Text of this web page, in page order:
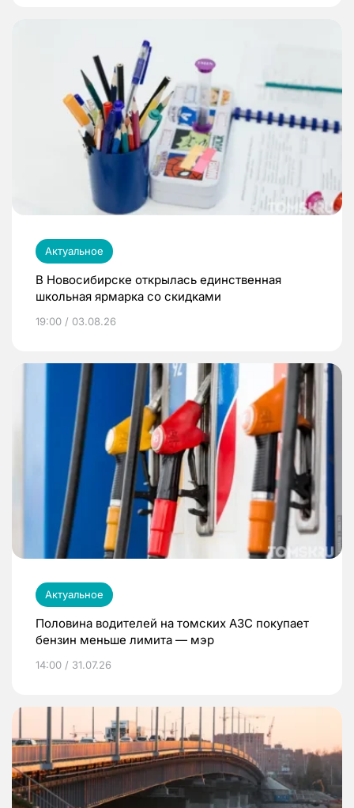
Актуальное
В Новосибирске открылась единственная
школьная ярмарка со скидками
19:00 / 03.08.26
Актуальное
Половина водителей на томских АЗС покупает
бензин меньше лимита — мэр
14:00 / 31.07.26